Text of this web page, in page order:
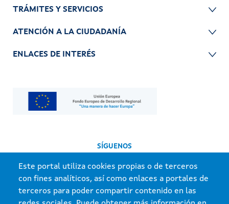
Este portal utiliza cookies propias o de terceros
con fines analíticos, así como enlaces a portales de
terceros para poder compartir contenido en las
TRÁMITES Y SERVICIOS
ATENCIÓN A LA CIUDADANÍA
ENLACES DE INTERÉS
SÍGUENOS